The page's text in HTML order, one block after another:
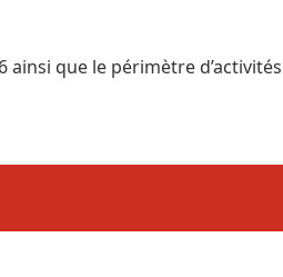
que le périmètre d’activités